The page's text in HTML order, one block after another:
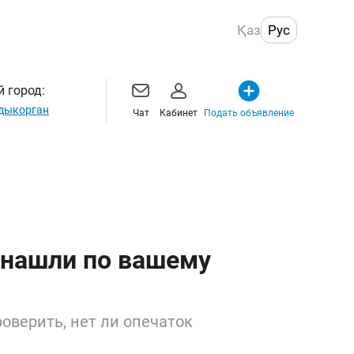
Қаз Рус
город:
Чат Кабинет Подать объявление
по вашему
нет ли опечаток